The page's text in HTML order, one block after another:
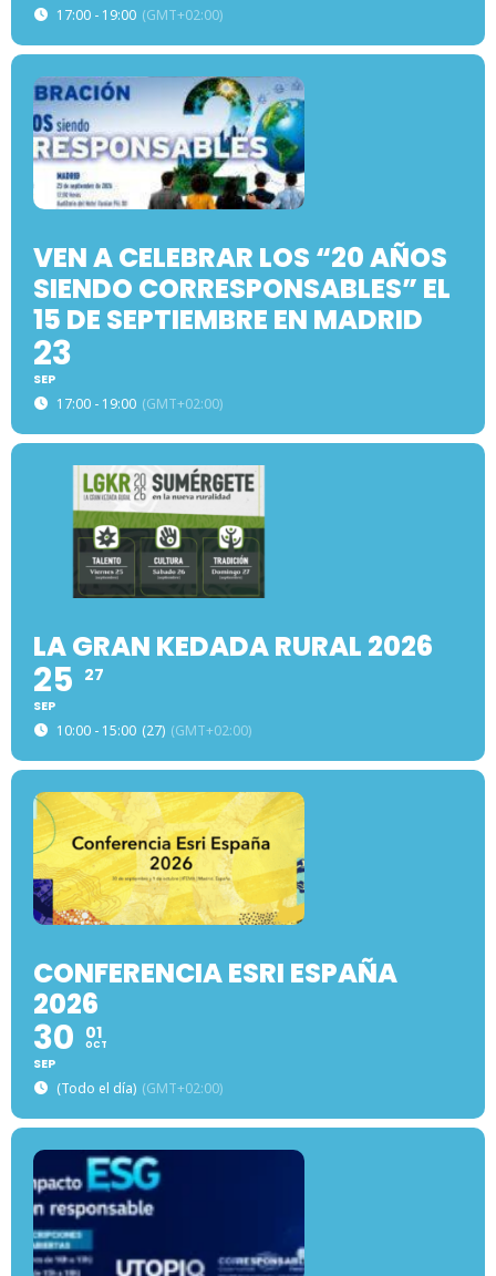
17:00 - 19:00 (GMT+02:00)
VEN A CELEBRAR LOS “20 AÑOS
SIENDO CORRESPONSABLES” EL
15 DE SEPTIEMBRE EN MADRID
23
SEP
17:00 - 19:00 (GMT+02:00)
LA GRAN KEDADA RURAL 2026
25
SEP
27
10:00 - 15:00 (27) (GMT+02:00)
CONFERENCIA ESRI ESPAÑA
2026
30
SEP
01
OCT
(Todo el día) (GMT+02:00)